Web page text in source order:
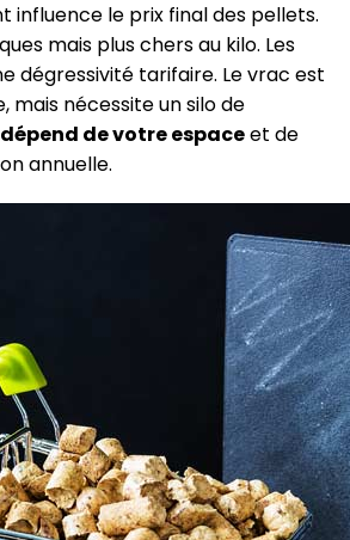
influence le prix final des pellets.
mais plus chers au kilo. Les
dégressivité tarifaire. Le vrac est
mais nécessite un silo de
dépend de votre espaceet de
annuelle.